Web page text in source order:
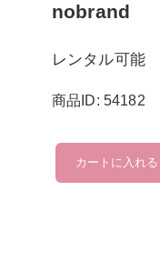
nobrand
レンタル可能
商品ID: 54182
nobrand
個
カートに入れる